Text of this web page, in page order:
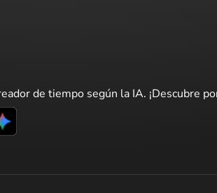
de tiempo según la IA. ¡Descubre